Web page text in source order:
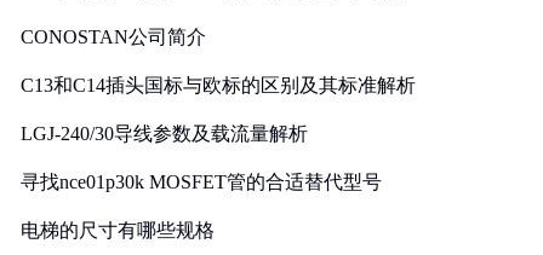
CONOSTAN公司简介
C13和C14插头国标与欧标的区别及其标准解析
LGJ-240/30导线参数及载流量解析
寻找nce01p30k MOSFET管的合适替代型号
电梯的尺寸有哪些规格